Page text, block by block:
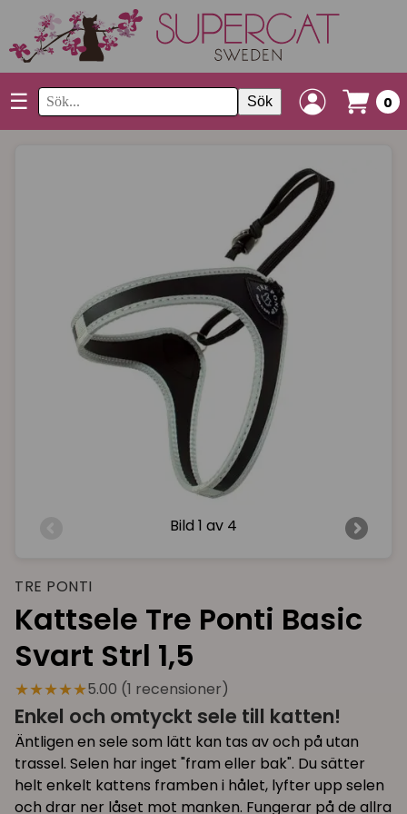
☰ Sök 0
Bild 1 av 4
TRE PONTI
Kattsele Tre Ponti Basic
Svart Strl 1,5
★★★★★5.00 (1 recensioner)
Enkel och omtyckt sele till katten!
Äntligen en sele som lätt kan tas av och på utan
trassel. Selen har inget "fram eller bak". Du sätter
helt enkelt kattens framben i hålet, lyfter upp selen
och drar ner låset mot manken. Fungerar på de allra